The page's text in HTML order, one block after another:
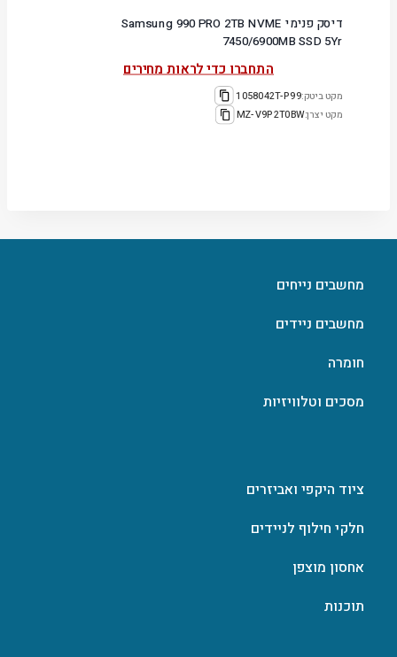
דיסק פנימי Samsung 990 PRO 2TB NVME
7450/6900MB SSD 5Yr
התחברו כדי לראות מחירים
מקט ביטק:1058042T-P99
מקט יצרן:MZ-V9P2T0BW
מחשבים נייחים
מחשבים ניידים
חומרה
מסכים וטלוויזיות
ציוד היקפי ואביזרים
חלקי חילוף לניידים
אחסון מוצפן
תוכנות